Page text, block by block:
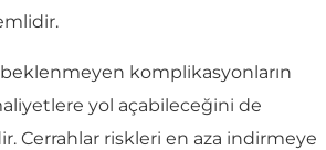
beklenmeyen komplikasyonların
yol açabileceğini de
Cerrahlar riskleri en aza indirmeye